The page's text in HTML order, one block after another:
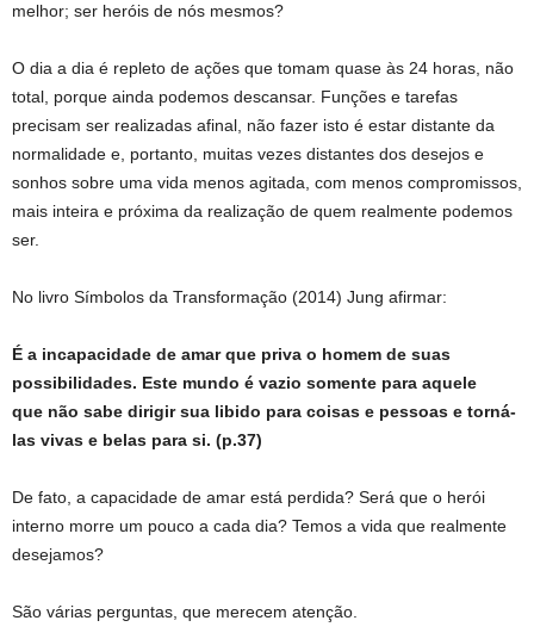
melhor; ser heróis de nós mesmos?
O dia a dia é repleto de ações que tomam quase às 24 horas, não
total, porque ainda podemos descansar. Funções e tarefas
precisam ser realizadas afinal, não fazer isto é estar distante da
normalidade e, portanto, muitas vezes distantes dos desejos e
sonhos sobre uma vida menos agitada, com menos compromissos,
mais inteira e próxima da realização de quem realmente podemos
ser.
No livro Símbolos da Transformação (2014) Jung afirmar:
É a incapacidade de amar que priva o homem de suas
possibilidades. Este mundo é vazio somente para aquele
que não sabe dirigir sua libido para coisas e pessoas e torná-
las vivas e belas para si. (p.37)
De fato, a capacidade de amar está perdida? Será que o herói
interno morre um pouco a cada dia? Temos a vida que realmente
desejamos?
São várias perguntas, que merecem atenção.